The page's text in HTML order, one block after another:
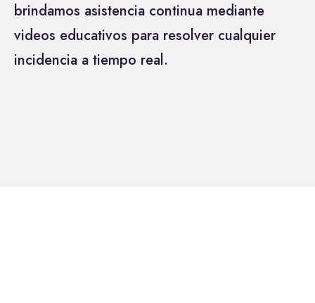
brindamos asistencia continua mediante
videos educativos para resolver cualquier
incidencia a tiempo real.